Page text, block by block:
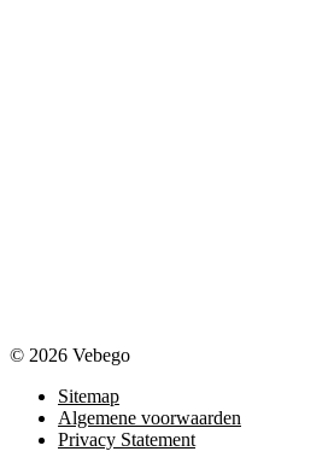
© 2026 Vebego
Sitemap
Algemene voorwaarden
Privacy Statement